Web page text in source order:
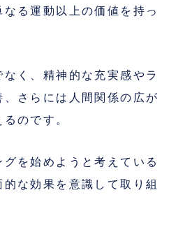
なる運動以上の価値を持っ
く、精神的な充実感やラ
さらには人間関係の広が
のです。
を始めようと考えている
な効果を意識して取り組